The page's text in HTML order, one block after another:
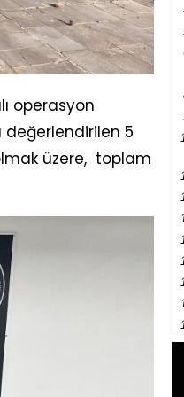
operasyon
değerlendirilen 5
üzere, toplam